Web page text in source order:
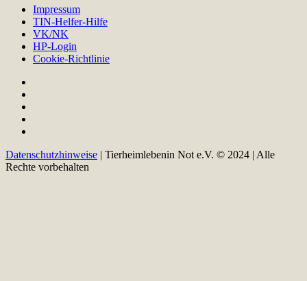
Impressum
TIN-Helfer-Hilfe
VK/NK
HP-Login
Cookie-Richtlinie
Datenschutzhinweise | Tierheimlebenin Not e.V. © 2024 | Alle
Rechte vorbehalten